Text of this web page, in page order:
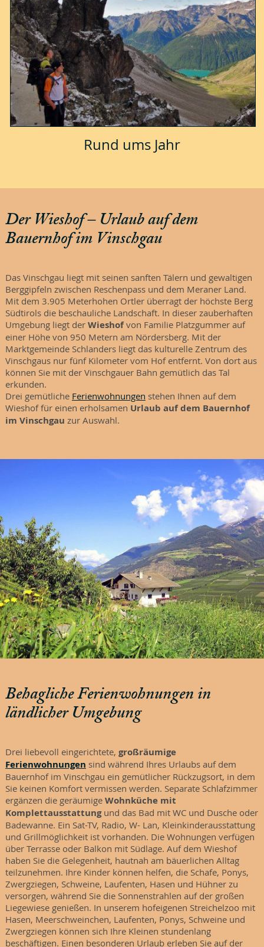
Rund ums Jahr
Der Wieshof – Urlaub auf dem
Bauernhof im Vinschgau
Das Vinschgau liegt mit seinen sanften Tälern und gewaltigen
Berggipfeln zwischen Reschenpass und dem Meraner Land.
Mit dem 3.905 Meterhohen Ortler überragt der höchste Berg
Südtirols die beschauliche Landschaft. In dieser zauberhaften
Umgebung liegt der Wieshofvon Familie Platzgummer auf
einer Höhe von 950 Metern am Nördersberg. Mit der
Marktgemeinde Schlanders liegt das kulturelle Zentrum des
Vinschgaus nur fünf Kilometer vom Hof entfernt. Von dort aus
können Sie mit der Vinschgauer Bahn gemütlich das Tal
erkunden.
Drei gemütliche Ferienwohnungen stehen Ihnen auf dem
Wieshof für einen erholsamen Urlaub auf dem Bauernhof
im Vinschgau zur Auswahl.
Behagliche Ferienwohnungen in
ländlicher Umgebung
Drei liebevoll eingerichtete, großräumige
Ferienwohnungen sind während Ihres Urlaubs auf dem
Bauernhof im Vinschgau ein gemütlicher Rückzugsort, in dem
Sie keinen Komfort vermissen werden. Separate Schlafzimmer
ergänzen die geräumige Wohnküche mit
Komplettausstattungund das Bad mit WC und Dusche oder
Badewanne. Ein Sat-TV, Radio, W- Lan, Kleinkinderausstattung
und Grillmöglichkeit ist vorhanden. Die Wohnungen verfügen
über Terrasse oder Balkon mit Südlage. Auf dem Wieshof
haben Sie die Gelegenheit, hautnah am bäuerlichen Alltag
teilzunehmen. Ihre Kinder können helfen, die Schafe, Ponys,
Zwergziegen, Schweine, Laufenten, Hasen und Hühner zu
versorgen, während Sie die Sonnenstrahlen auf der großen
Liegewiese genießen. In unserem hofeigenen Streichelzoo mit
Hasen, Meerschweinchen, Laufenten, Ponys, Schweine und
Zwergziegen können sich Ihre Kleinen stundenlang
beschäftigen. Einen besonderen Urlaub erleben Sie auf der